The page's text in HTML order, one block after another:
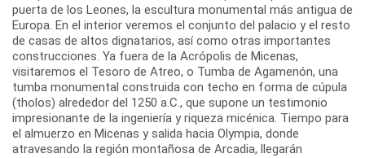
puerta de los Leones, la escultura monumental más antigua de
Europa. En el interior veremos el conjunto del palacio y el resto
de casas de altos dignatarios, así como otras importantes
construcciones. Ya fuera de la Acrópolis de Micenas,
visitaremos el Tesoro de Atreo, o Tumba de Agamenón, una
tumba monumental construida con techo en forma de cúpula
(tholos) alrededor del 1250 a.C., que supone un testimonio
impresionante de la ingeniería y riqueza micénica. Tiempo para
el almuerzo en Micenas y salida hacia Olympia, donde
atravesando la región montañosa de Arcadia, llegarán